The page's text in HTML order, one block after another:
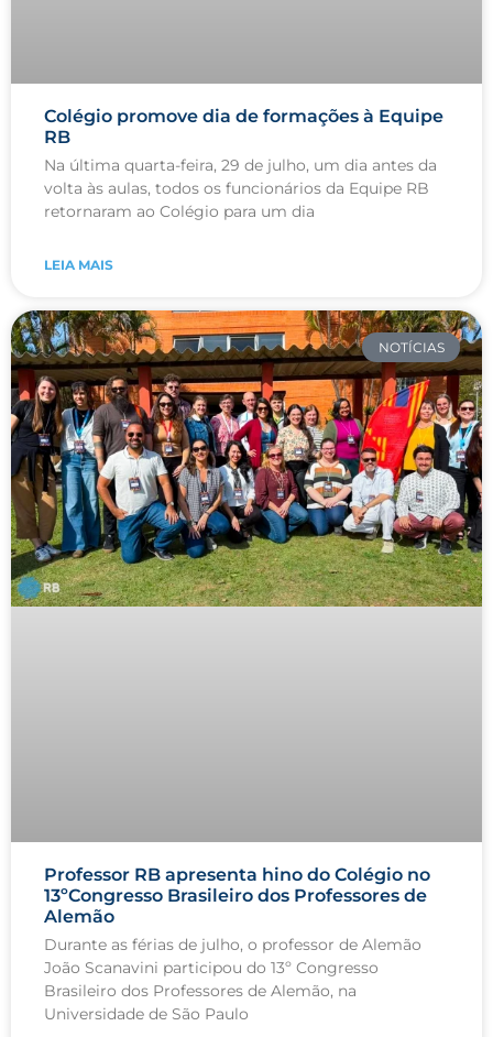
Colégio promove dia de formações à Equipe
RB
Na última quarta-feira, 29 de julho, um dia antes da
volta às aulas, todos os funcionários da Equipe RB
retornaram ao Colégio para um dia
LEIA MAIS
NOTÍCIAS
Professor RB apresenta hino do Colégio no
13ºCongresso Brasileiro dos Professores de
Alemão
Durante as férias de julho, o professor de Alemão
João Scanavini participou do 13º Congresso
Brasileiro dos Professores de Alemão, na
Universidade de São Paulo